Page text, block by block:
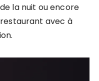
la nuit ou encore
avec à